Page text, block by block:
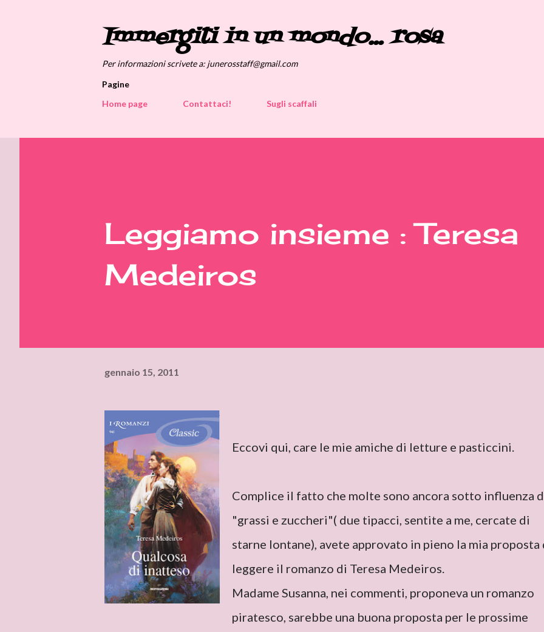
Immergiti in un mondo... rosa
Per informazioni scrivete a: junerosstaff@gmail.com
Pagine
Home page
Contattaci! Sugli scaffali
Leggiamo insieme : Teresa
Medeiros
gennaio 15, 2011
Eccovi qui, care le mie amiche di letture e pasticcini.
Complice il fatto che molte sono ancora sotto influenza
"grassi e zuccheri"( due tipacci, sentite a me, cercate di
starne lontane), avete approvato in pieno la mia proposta
leggere il romanzo di Teresa Medeiros.
Madame Susanna, nei commenti, proponeva un romanzo
piratesco, sarebbe una buona proposta per le prossime